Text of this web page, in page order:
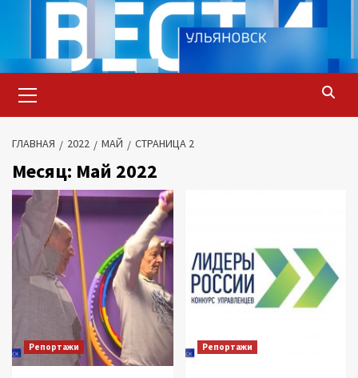
содержимому
меню
ГЛАВНАЯ 2022 МАЙ СТРАНИЦА 2
Месяц: Май 2022
Репортажи Репортажи